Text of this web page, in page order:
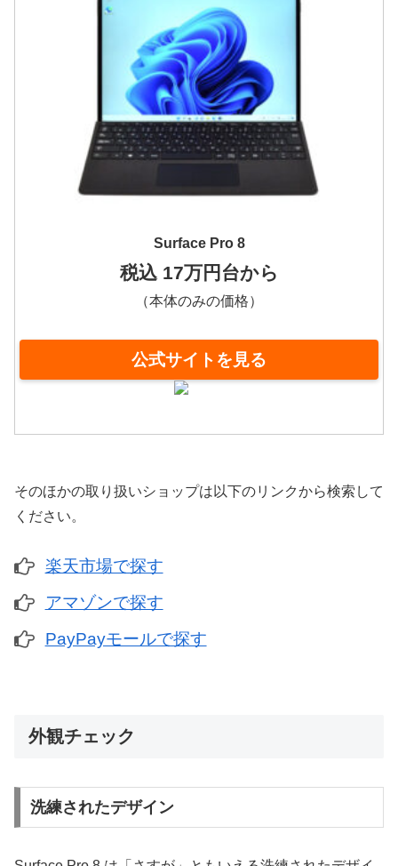
Surface Pro 8
税込 17万円台から
（本体のみの価格）
公式サイトを見る
そのほかの取り扱いショップは以下のリンクから検索して
ください。
楽天市場で探す
アマゾンで探す
PayPayモールで探す
外観チェック
洗練されたデザイン